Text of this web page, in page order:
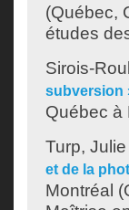
(Québec,
études
Sirois-
subversion
Québec à
Turp, Julie
et de la
Montréal